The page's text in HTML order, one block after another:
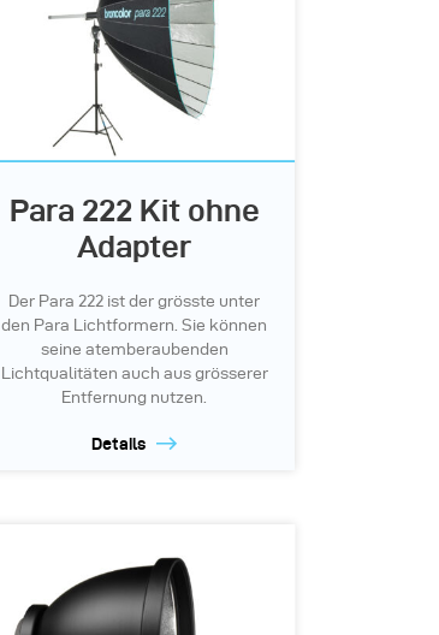
Para 222 Kit ohne
Adapter
Der Para 222 ist der grösste unter
den Para Lichtformern. Sie können
seine atemberaubenden
Lichtqualitäten auch aus grösserer
Entfernung nutzen.
Details